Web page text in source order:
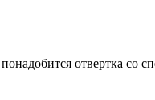
отвертка со